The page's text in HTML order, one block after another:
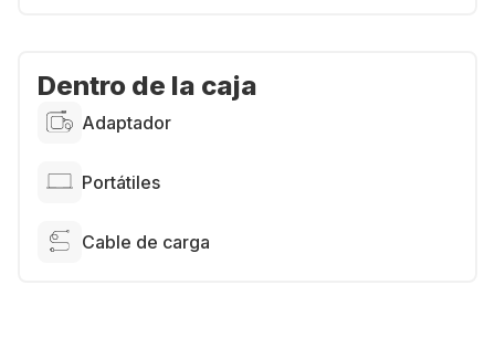
Dentro de la caja
Adaptador
Portátiles
Cable de carga